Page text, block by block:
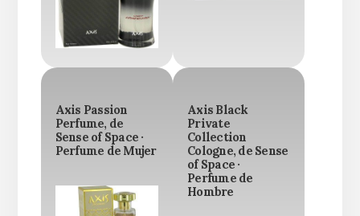
Axis Passion
Perfume, de
Sense of Space ·
Perfume de Mujer
Axis Black
Private
Collection
Cologne, de Sense
of Space ·
Perfume de
Hombre